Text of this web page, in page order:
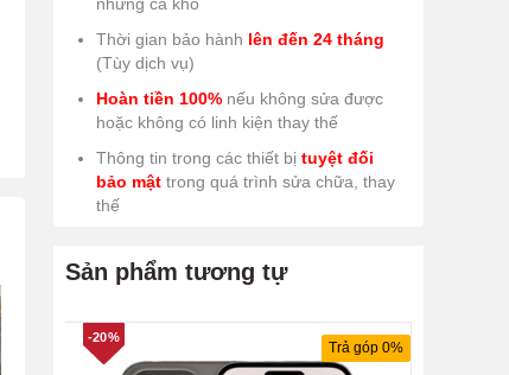
Thời gian bảo hành lên đến 24 tháng
(Tùy dịch vụ)
Hoàn tiền 100% nếu không sửa được
hoặc không có linh kiện thay thế
Thông tin trong các thiết bị tuyệt đối
bảo mật trong quá trình sửa chữa, thay
thế
Sản phẩm tương tự
Trả góp 0%
-20%